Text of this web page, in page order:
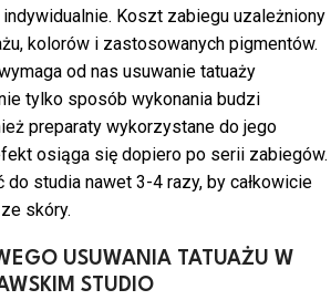
Koszt zabiegu uzależniony
kolorów i zastosowanych pigmentów.
od nas usuwanie tatuaży
tylko sposób wykonania budzi
preparaty wykorzystane do jego
osiąga się dopiero po serii zabiegów.
studia nawet 3-4 razy, by całkowicie
skóry.
USUWANIA TATUAŻU W
STUDIO